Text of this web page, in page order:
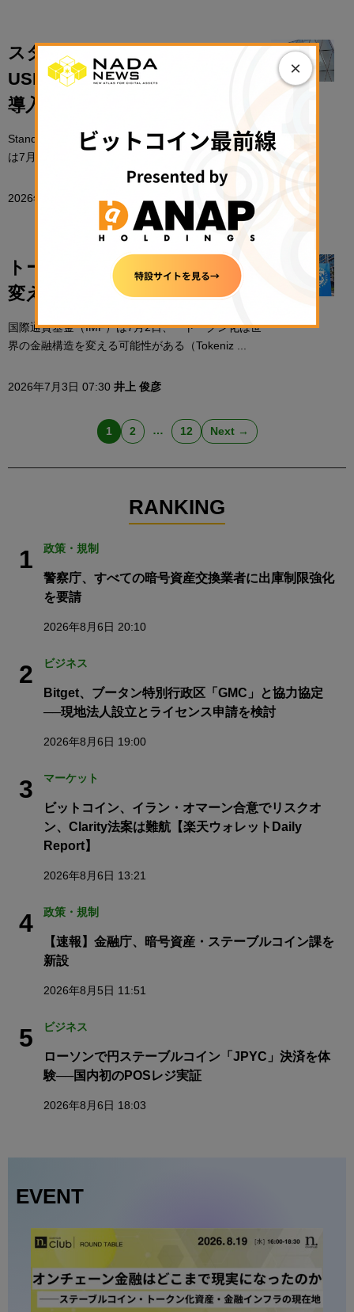
スタンダードチャータード、
USDCの発行・償還を銀行業務に
導入
Standard Chartered（スタンダードチャータード）
は7月2日、機関投資家がUSDコイ ...
2026年7月3日 08:00 井上 俊彦
トークン化は世界の金融構造を
変える可能性がある＝IMF
国際通貨基金（IMF）は7月2日、「トークン化は世
界の金融構造を変える可能性がある（Tokeniz ...
2026年7月3日 07:30 井上 俊彦
1 2 … 12 Next →
RANKING
1 政策・規制
警察庁、すべての暗号資産交換業者に出庫制限強化
を要請
2026年8月6日 20:10
2 ビジネス
Bitget、ブータン特別行政区「GMC」と協力協定
──現地法人設立とライセンス申請を検討
2026年8月6日 19:00
3 マーケット
ビットコイン、イラン・オマーン合意でリスクオ
ン、Clarity法案は難航【楽天ウォレットDaily
Report】
2026年8月6日 13:21
4 政策・規制
【速報】金融庁、暗号資産・ステーブルコイン課を
新設
2026年8月5日 11:51
5 ビジネス
ローソンで円ステーブルコイン「JPYC」決済を体
験──国内初のPOSレジ実証
2026年8月6日 18:03
EVENT
×